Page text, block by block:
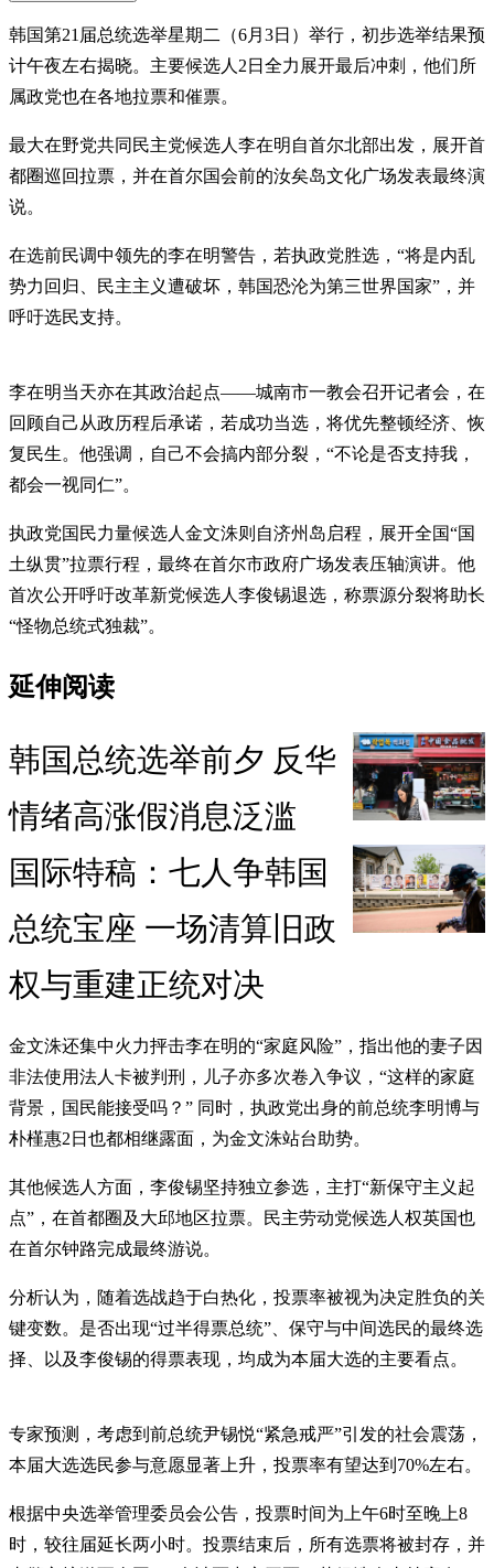
韩国第21届总统选举星期二（6月3日）举行，初步选举结果预
计午夜左右揭晓。主要候选人2日全力展开最后冲刺，他们所
属政党也在各地拉票和催票。
最大在野党共同民主党候选人李在明自首尔北部出发，展开首
都圈巡回拉票，并在首尔国会前的汝矣岛文化广场发表最终演
说。
在选前民调中领先的李在明警告，若执政党胜选，“将是内乱
势力回归、民主主义遭破坏，韩国恐沦为第三世界国家”，并
呼吁选民支持。
李在明当天亦在其政治起点——城南市一教会召开记者会，在
回顾自己从政历程后承诺，若成功当选，将优先整顿经济、恢
复民生。他强调，自己不会搞内部分裂，“不论是否支持我，
都会一视同仁”。
执政党国民力量候选人金文洙则自济州岛启程，展开全国“国
土纵贯”拉票行程，最终在首尔市政府广场发表压轴演讲。他
首次公开呼吁改革新党候选人李俊锡退选，称票源分裂将助长
“怪物总统式独裁”。
延伸阅读
韩国总统选举前夕 反华
情绪高涨假消息泛滥
国际特稿：七人争韩国
总统宝座 一场清算旧政
权与重建正统对决
金文洙还集中火力抨击李在明的“家庭风险”，指出他的妻子因
非法使用法人卡被判刑，儿子亦多次卷入争议，“这样的家庭
背景，国民能接受吗？” 同时，执政党出身的前总统李明博与
朴槿惠2日也都相继露面，为金文洙站台助势。
其他候选人方面，李俊锡坚持独立参选，主打“新保守主义起
点”，在首都圈及大邱地区拉票。民主劳动党候选人权英国也
在首尔钟路完成最终游说。
分析认为，随着选战趋于白热化，投票率被视为决定胜负的关
键变数。是否出现“过半得票总统”、保守与中间选民的最终选
择、以及李俊锡的得票表现，均成为本届大选的主要看点。
专家预测，考虑到前总统尹锡悦“紧急戒严”引发的社会震荡，
本届大选选民参与意愿显著上升，投票率有望达到70%左右。
根据中央选举管理委员会公告，投票时间为上午6时至晚上8
时，较往届延长两小时。投票结束后，所有选票将被封存，并